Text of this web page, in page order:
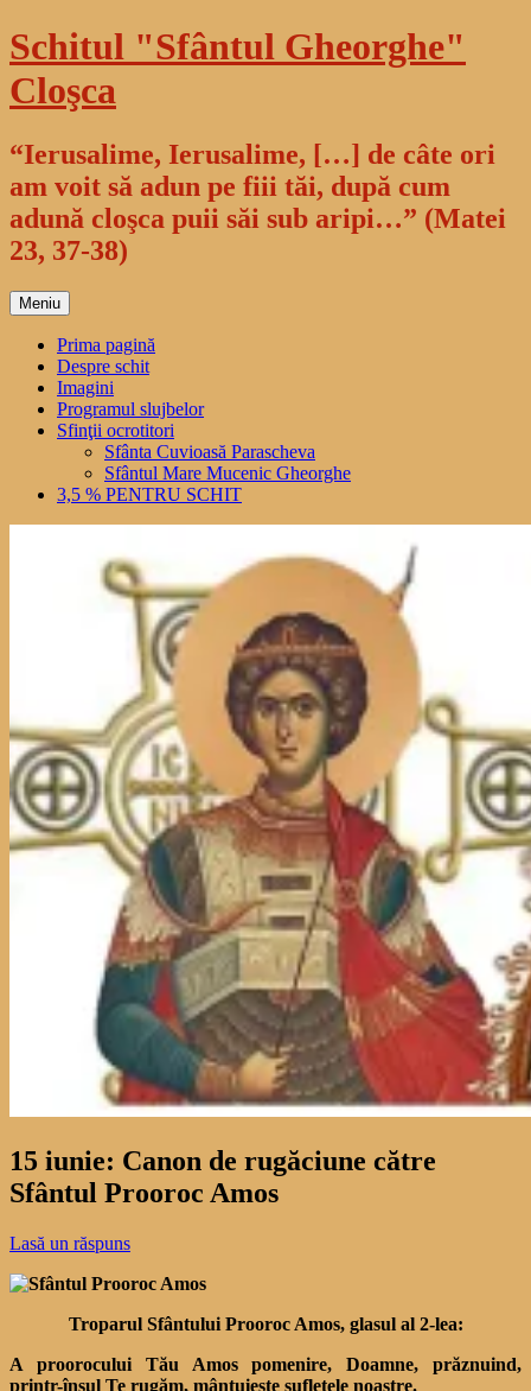
Sari
la
conținut
Schitul "Sfântul Gheorghe"
Cloşca
“Ierusalime, Ierusalime, […] de câte ori
am voit să adun pe fiii tăi, după cum
adună cloşca puii săi sub aripi…” (Matei
23, 37-38)
Meniu
Prima pagină
Despre schit
Imagini
Programul slujbelor
Sfinţii ocrotitori
Sfânta Cuvioasă Parascheva
Sfântul Mare Mucenic Gheorghe
3,5 % PENTRU SCHIT
15 iunie: Canon de rugăciune către
Sfântul Prooroc Amos
Lasă un răspuns
Troparul Sfântului Prooroc Amos, glasul al 2-lea:
A proorocului Tău Amos pomenire, Doamne, prăznuind,
printr-însul Te rugăm, mântuieşte sufletele noastre.